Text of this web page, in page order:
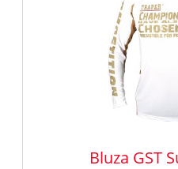
Bluza GST